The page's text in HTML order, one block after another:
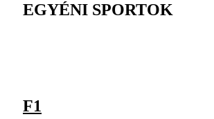
EGYÉNI SPORTOK
F1